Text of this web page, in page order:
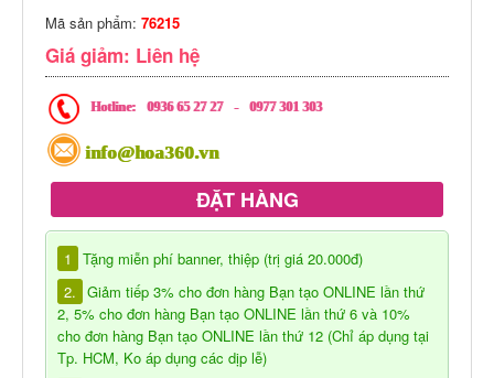
Mã sản phẩm: 76215
Giá giảm: Liên hệ
Hotline: 0936 65 27 27 - 0977 301 303
info@hoa360.vn
ĐẶT HÀNG
1
Tặng miễn phí banner, thiệp (trị giá 20.000đ)
2. Giảm tiếp 3% cho đơn hàng Bạn tạo ONLINE lần thứ
2, 5% cho đơn hàng Bạn tạo ONLINE lần thứ 6 và 10%
cho đơn hàng Bạn tạo ONLINE lần thứ 12 (Chỉ áp dụng tại
Tp. HCM, Ko áp dụng các dịp lễ)